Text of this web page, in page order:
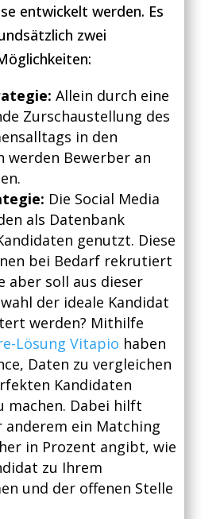
entwickelt werden. Es
zwei
Allein durch eine
Zurschaustellung des
in den
werden Bewerber an
Die Social Media
als Datenbank
genutzt. Diese
bei Bedarf rekrutiert
aber soll aus dieser
der ideale Kandidat
werden? Mithilfe
Lösung Vitapio haben
Daten zu vergleichen
Kandidaten
machen. Dabei hilft
anderem ein Matching
in Prozent angibt, wie
zu Ihrem
und der offenen Stelle